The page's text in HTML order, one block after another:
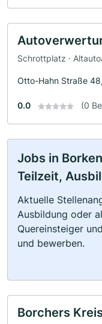
Schrottplatz ·
Otto-Hahn Straße
0.0 (0
Jobs in
Teilzeit,
Aktuelle
Ausbildung oder
Quereinsteiger
und bewerben.
Borchers